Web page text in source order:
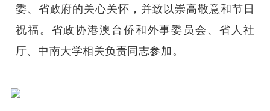
委、省政府的关心关怀，并致以崇高敬意和节日
祝福。省政协港澳台侨和外事委员会、省人社
厅、中南大学相关负责同志参加。